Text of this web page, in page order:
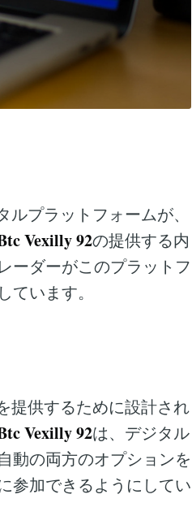
ルプラットフォームが、
Vexilly 92の提供する内
ーダーがこのプラットフ
います。
提供するために設計され
Vexilly 92は、デジタル
動の両方のオプションを
参加できるようにしてい